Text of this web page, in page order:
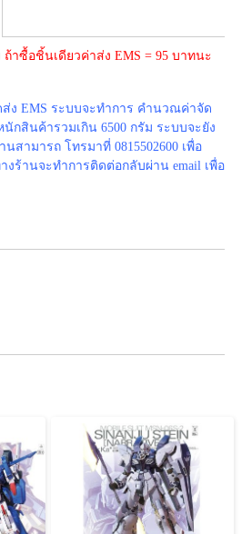
ถ้าซื้อชิ้นเดียวค่าส่ง EMS = 95 บาทนะ
ง EMS ระบบจะทำการ คำนวณค่าจัด
กสินค้ารวมเกิน 6500 กรัม ระบบจะยัง
สามารถ โทรมาที่ 0815502600 เพื่อ
งร้านจะทำการติดต่อกลับผ่าน email เพื่อ